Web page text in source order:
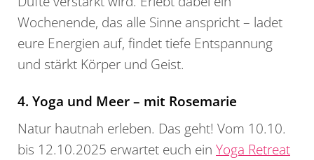
Wochenende, das alle Sinne anspricht – ladet
eure Energien auf, findet tiefe Entspannung
und stärkt Körper und Geist.
4. Yoga und Meer – mit Rosemarie
Natur hautnah erleben. Das geht! Vom 10.10.
bis 12.10.2025 erwartet euch ein Yoga Retreat